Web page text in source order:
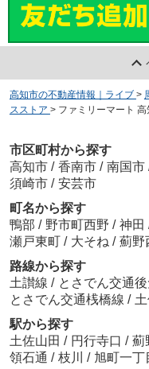
高知市の不動産情報｜ライブ >
スストア > ファミリーマート
市区町村から探す
高知市 / 香南市 / 南国市
須崎市 / 安芸市
町名から探す
鴨部 / 野市町西野 / 神田
瀬戸東町 / 大そね / 薊野
路線から探す
土讃線 / とさでん交通
とさでん交通桟橋線 /
駅から探す
土佐山田 / 円行寺口 / 薊
領石通 / 枝川 / 旭町一丁